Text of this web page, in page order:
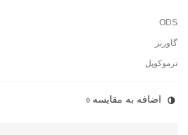
ODS
گاورنر
ترموکوپل
اضافه به مقایسه 0